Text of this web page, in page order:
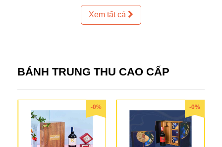
Xem tất cả
BÁNH TRUNG THU CAO CẤP
-0% -0%